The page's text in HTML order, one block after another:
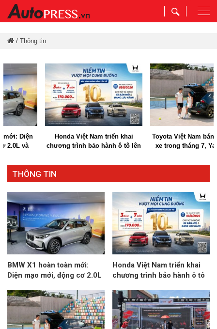
/ Thông tin
Honda Việt Nam triển khai
chương trình bảo hành ô tô lên
Toyota Việt Nam bán hơn
xe trong tháng 7, Yaris
THÔNG TIN
BMW X1 hoàn toàn mới:
Diện mạo mới, động cơ 2.0L
Honda Việt Nam triển khai
chương trình bảo hành ô tô